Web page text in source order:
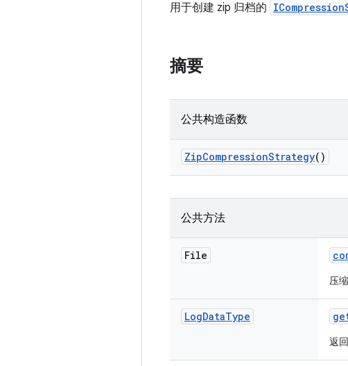
用于创建 zip 归档的
摘要
公共构造函数
ZipCompressionStrategy()
公共方法
File
压缩
LogDataType
返